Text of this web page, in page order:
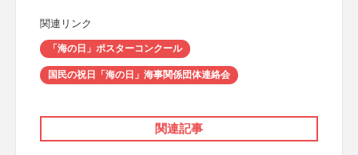
関連リンク
「海の日」ポスターコンクール
国民の祝日「海の日」海事関係団体連絡会
関連記事